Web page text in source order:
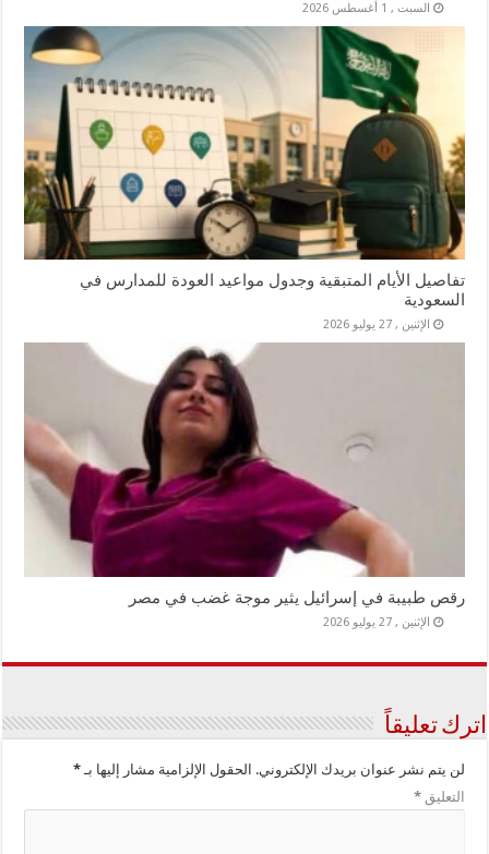
السبت , 1 أغسطس 2026
تفاصيل الأيام المتبقية وجدول مواعيد العودة للمدارس في
السعودية
الإثنين , 27 يوليو 2026
رقص طبيبة في إسرائيل يثير موجة غضب في مصر
الإثنين , 27 يوليو 2026
اترك تعليقاً
لن يتم نشر عنوان بريدك الإلكتروني. الحقول الإلزامية مشار إليها بـ*
التعليق*